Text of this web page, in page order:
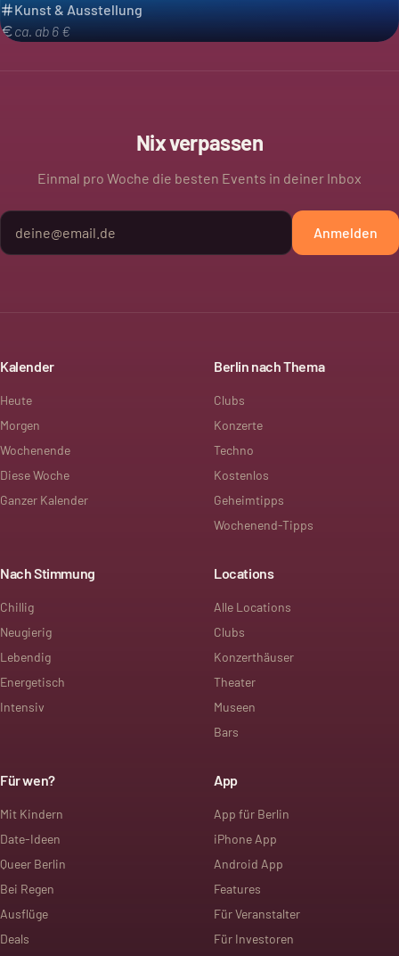
Kunst & Ausstellung
ca. ab 6 €
Nix verpassen
Einmal pro Woche die besten Events in deiner Inbox
Anmelden
Kalender
Heute
Morgen
Wochenende
Diese Woche
Ganzer Kalender
Berlin nach Thema
Clubs
Konzerte
Techno
Kostenlos
Geheimtipps
Wochenend-Tipps
Nach Stimmung
Chillig
Neugierig
Lebendig
Energetisch
Intensiv
Locations
Alle Locations
Clubs
Konzerthäuser
Theater
Museen
Bars
Für wen?
Mit Kindern
Date-Ideen
Queer Berlin
Bei Regen
Ausflüge
Deals
App
App für Berlin
iPhone App
Android App
Features
Für Veranstalter
Für Investoren